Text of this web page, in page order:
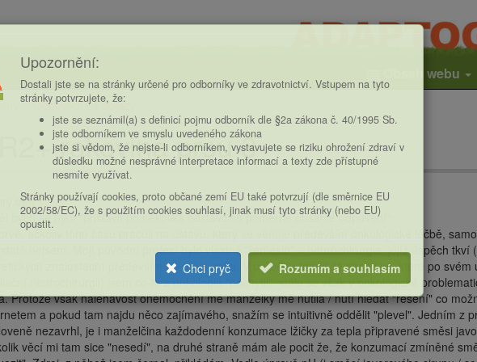
Obsah webu
Odpovědi na dotazy
rakovina prsu 3
den
bych se nyní "přistavit při několika odstavcích poměrně obsáhlé odpovědi":
prvé, ačkoliv toho času pracuji na ústavu, který se věnuje především onkologické léčbě,
nejsem. Mojí původní profesí bylo vlastně "řemeslo" = neurochirurgie, jejíž úspěch tkví
znalostech) především na ruční práci. V průběhu téměř již deseti let, které po
neurochirurgii) jsem co-to z onkologie "pochytil", stále se však v onkologické
Protože však naléhavost onemocnění mé manželky mě nutila / nutí hledat "řešení" co
a pokud tam najdu něco zajímavého, snažím se intuitivně oddělit "plevel". Jedním z
nezavrhl, je i manželčina každodenní konzumace lžičky za tepla připravené směsi
věcí mi tam sice "nesedí", na druhé straně mám ale pocit že, že konzumací zmíněné
Upozornění:
Dostali jste se na stránky určené pro odborníky ve zdravotnictví. Vstupem na tyto
stránky potvrzujete, že:
jste se seznámil(a) s definicí pojmu odborník dle §2a zákona č. 40/1995 Sb.
jste odborníkem ve smyslu uvedeného zákona
jste si vědom, že nejste-li odborníkem, vystavujete se riziku ohrožení zdraví v
důsledku možné nesprávné interpretace informací a texty zde přístupné
nesmíte využívat.
Stránky používají cookies, proto občané zemí EU také potvrzují (dle směrnice EU
2002/58/EC), že s použitím cookies souhlasí, jinak musí tyto stránky (nebo EU)
opustit.
Chci pryč Rozumím a souhlasím